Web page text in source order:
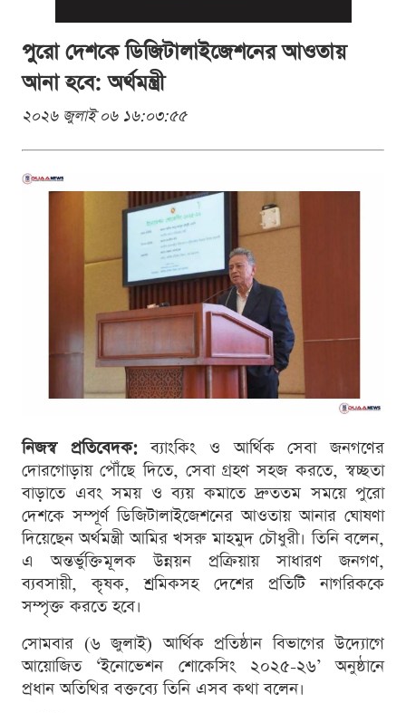
পুরো দেশকে ডিজিটালাইজেশনের আওতায়
আনা হবে: অর্থমন্ত্রী
২০২৬ জুলাই ০৬ ১৬:০৩:৫৫
নিজস্ব প্রতিবেদক:ব্যাংকিং ও আর্থিক সেবা জনগণের
দোরগোড়ায় পৌঁছে দিতে, সেবা গ্রহণ সহজ করতে, স্বচ্ছতা
বাড়াতে এবং সময় ও ব্যয় কমাতে দ্রুততম সময়ে পুরো
দেশকে সম্পূর্ণ ডিজিটালাইজেশনের আওতায় আনার ঘোষণা
দিয়েছেন অর্থমন্ত্রী আমির খসরু মাহমুদ চৌধুরী। তিনি বলেন,
এ অন্তর্ভুক্তিমূলক উন্নয়ন প্রক্রিয়ায় সাধারণ জনগণ,
ব্যবসায়ী, কৃষক, শ্রমিকসহ দেশের প্রতিটি নাগরিককে
সম্পৃক্ত করতে হবে।
সোমবার (৬ জুলাই) আর্থিক প্রতিষ্ঠান বিভাগের উদ্যোগে
আয়োজিত ‘ইনোভেশন শোকেসিং ২০২৫-২৬’ অনুষ্ঠানে
প্রধান অতিথির বক্তব্যে তিনি এসব কথা বলেন।